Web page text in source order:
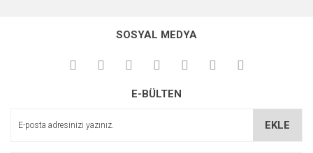
Yorum Yaz
Soru Sor
Görüş ve önerileriniz için teşekkür ederiz.
Ürün açıklamasında eksik bilgiler bulunuyor.
SOSYAL MEDYA
E-BÜLTEN
EKLE